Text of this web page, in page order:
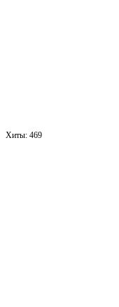
Хиты: 469